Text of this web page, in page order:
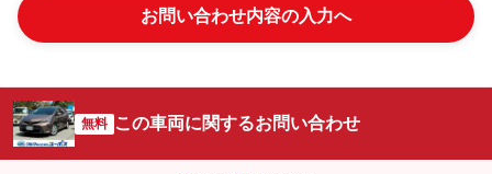
お問い合わせ内容の入力へ
無料 この車両に関するお問い合わせ